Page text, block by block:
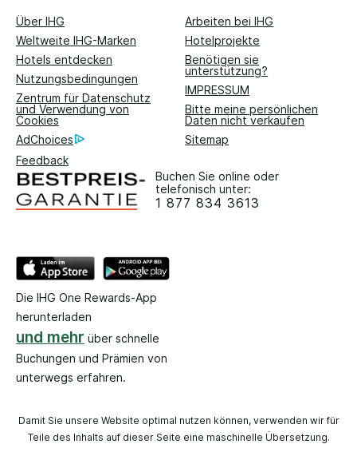
Über IHG
Arbeiten bei IHG
Weltweite IHG-Marken
Hotelprojekte
Hotels entdecken
Benötigen sie
unterstützung?
Nutzungsbedingungen
IMPRESSUM
Zentrum für Datenschutz
und Verwendung von
Cookies
Bitte meine persönlichen
Daten nicht verkaufen
AdChoices
Sitemap
Feedback
Buchen Sie online oder
telefonisch unter:
1 877 834 3613
Die IHG One Rewards-App
herunterladen
und mehr über schnelle
Buchungen und Prämien von
unterwegs erfahren.
Damit Sie unsere Website optimal nutzen können, verwenden wir für
Teile des Inhalts auf dieser Seite eine maschinelle Übersetzung.